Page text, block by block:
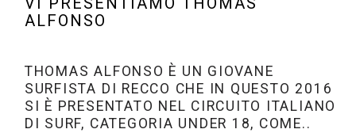
ALFONSO
THOMAS ALFONSO È UN GIOVANE
SURFISTA DI RECCO CHE IN QUESTO 2016
SI È PRESENTATO NEL CIRCUITO ITALIANO
DI SURF, CATEGORIA UNDER 18, COME..